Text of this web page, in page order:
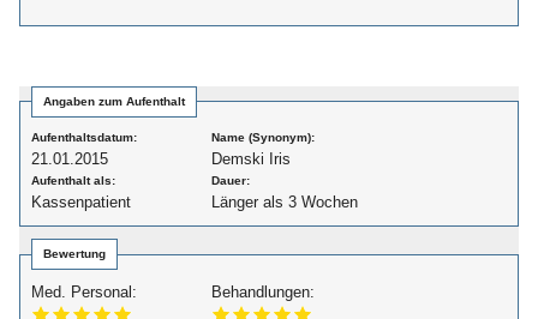
Angaben zum Aufenthalt
Aufenthaltsdatum:
21.01.2015
Name (Synonym):
Demski Iris
Aufenthalt als:
Kassenpatient
Dauer:
Länger als 3 Wochen
Bewertung
Med. Personal: Behandlungen: